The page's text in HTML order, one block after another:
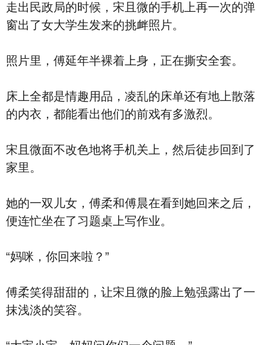
走出民政局的时候，宋且微的手机上再一次的弹
窗出了女大学生发来的挑衅照片。
照片里，傅延年半裸着上身，正在撕安全套。
床上全都是情趣用品，凌乱的床单还有地上散落
的内衣，都能看出他们的前戏有多激烈。
宋且微面不改色地将手机关上，然后徒步回到了
家里。
她的一双儿女，傅柔和傅晨在看到她回来之后，
便连忙坐在了习题桌上写作业。
“妈咪，你回来啦？”
傅柔笑得甜甜的，让宋且微的脸上勉强露出了一
抹浅淡的笑容。